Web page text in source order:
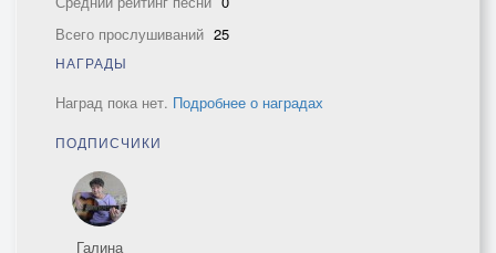
Всего прослушиваний 25
НАГРАДЫ
Наград пока нет. Подробнее о наградах
ПОДПИСЧИКИ
Галина